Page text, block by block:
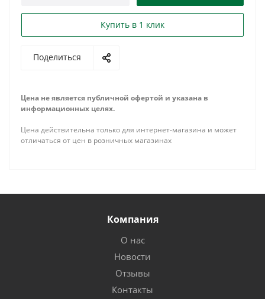
Купить в 1 клик
Поделиться
Цена не является публичной офертой и указана в
информационных целях.
Цена действительна только для интернет-магазина и может
отличаться от цен в розничных магазинах
Компания
О нас
Новости
Отзывы
Контакты